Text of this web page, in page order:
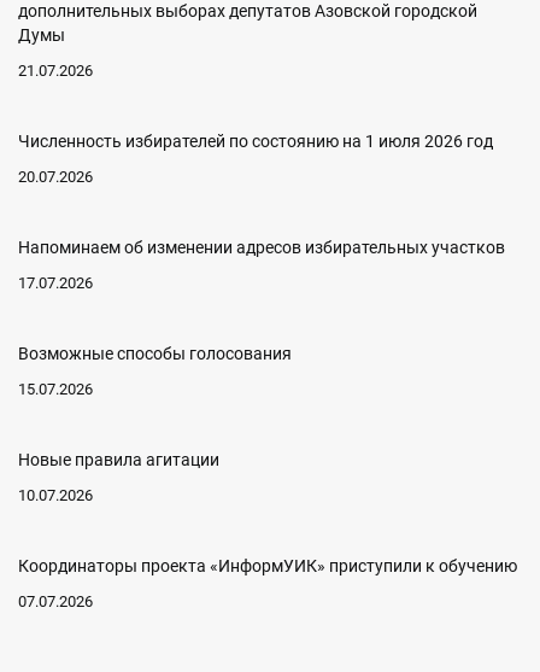
дополнительных выборах депутатов Азовской городской
Думы
21.07.2026
Численность избирателей по состоянию на 1 июля 2026 год
20.07.2026
Напоминаем об изменении адресов избирательных участков
17.07.2026
Возможные способы голосования
15.07.2026
Новые правила агитации
10.07.2026
Координаторы проекта «ИнформУИК» приступили к обучению
07.07.2026